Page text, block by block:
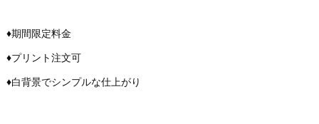
♦︎期間限定料金
♦︎プリント注文可
♦︎白背景でシンプルな仕上がり